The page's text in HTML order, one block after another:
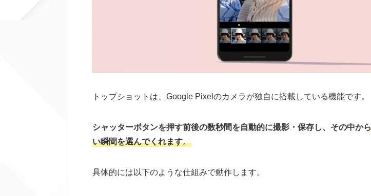
トップショットは、Google Pixelのカメラが独自に搭載している機能です。
シャッターボタンを押す前後の数秒間を自動的に撮影・保存し、その中から
い瞬間を選んでくれます。
具体的には以下のような仕組みで動作します。